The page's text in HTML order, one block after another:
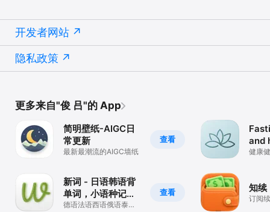
开发者网站
隐私政策
更多来自"俊 吕"的 App
查看
简明壁纸-AIGC日
常更新
最新最潮流的AIGC墙纸
查看
新词 - 日语韩语背
单词，小语种记忆
工具
德语法语西语俄语泰
and
健康
知续
订阅